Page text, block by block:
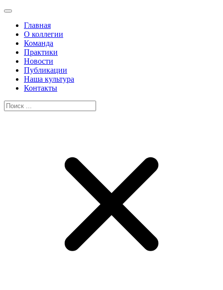
Главная
О коллегии
Команда
Практики
Новости
Публикации
Наша культура
Контакты